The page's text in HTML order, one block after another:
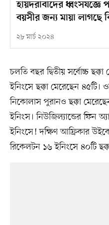
হায়দরাবাদের ধ্বংসযজ্ঞে
বয়সীর জন্য মায়া লাগছে
২৮ মার্চ ২০২৪
চলতি বছর দ্বিতীয় সর্বোচ্চ
ইনিংসে ছক্কা মেরেছেন ৪৫টি।
নিকোলাস পুরানও ছক্কা
ইনিংস। নিউজিল্যান্ডের ফিন
ইনিংসে! দক্ষিণ আফ্রিকার
রিকেলটন ১৬ ইনিংসে ৪০টি